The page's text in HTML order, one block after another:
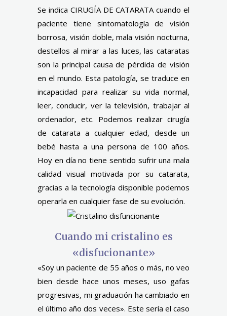
Se indica CIRUGÍA DE CATARATA cuando el
paciente tiene sintomatología de visión
borrosa, visión doble, mala visión nocturna,
destellos al mirar a las luces, las cataratas
son la principal causa de pérdida de visión
en el mundo. Esta patología, se traduce en
incapacidad para realizar su vida normal,
leer, conducir, ver la televisión, trabajar al
ordenador, etc. Podemos realizar cirugía
de catarata a cualquier edad, desde un
bebé hasta a una persona de 100 años.
Hoy en día no tiene sentido sufrir una mala
calidad visual motivada por su catarata,
gracias a la tecnología disponible podemos
operarla en cualquier fase de su evolución.
Cuando mi cristalino es
«disfucionante»
«Soy un paciente de 55 años o más, no veo
bien desde hace unos meses, uso gafas
progresivas, mi graduación ha cambiado en
el último año dos veces». Este sería el caso